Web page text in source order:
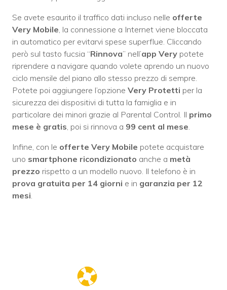
Se avete esaurito il traffico dati incluso nelle offerte
Very Mobile, la connessione a Internet viene bloccata
in automatico per evitarvi spese superflue. Cliccando
però sul tasto fucsia “Rinnova” nell’app Very potete
riprendere a navigare quando volete aprendo un nuovo
ciclo mensile del piano allo stesso prezzo di sempre.
Potete poi aggiungere l’opzione Very Protetti per la
sicurezza dei dispositivi di tutta la famiglia e in
particolare dei minori grazie al Parental Control. Il primo
mese è gratis, poi si rinnova a 99 cent al mese.
Infine, con le offerte Very Mobile potete acquistare
uno smartphone ricondizionato anche a metà
prezzo rispetto a un modello nuovo. Il telefono è in
prova gratuita per 14 giorni e in garanzia per 12
mesi.